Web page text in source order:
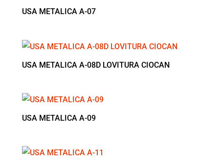
USA METALICA A-07
USA METALICA A-08D LOVITURA CIOCAN
USA METALICA A-09